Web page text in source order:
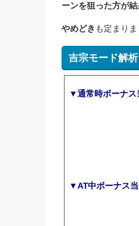
ーンを狙った方が
やめどき も定まり
吉宗モード解析
▼通常時ボーナス
▼AT中ボーナス